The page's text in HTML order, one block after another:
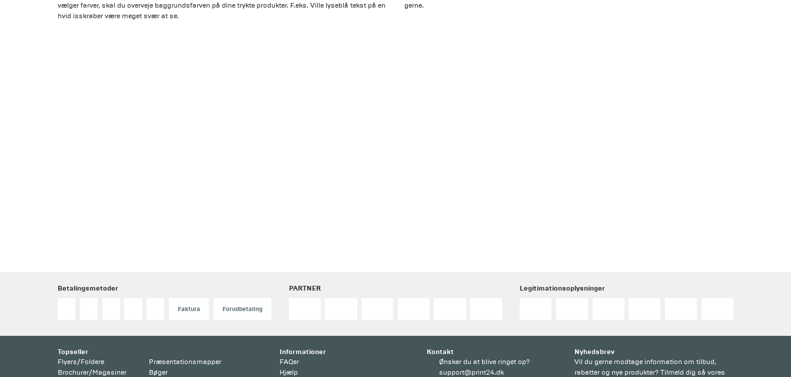
vælger farver, skal du overveje baggrundsfarven på dine trykte produkter. F.eks. Ville lyseblå tekst på en
hvid isskraber være meget svær at se.
gerne.
Betalingsmetoder
Faktura Forudbetaling
PARTNER Legitimationsoplysninger
Topseller
Flyers/Foldere
Brochurer/Magasiner
Præsentationsmapper
Bøger
Informationer
FAQer
Hjælp
Kontakt
Ønsker du at blive ringet op?
support@print24.dk
Nyhedsbrev
Vil du gerne modtage information om tilbud,
rabatter og nye produkter? Tilmeld dig så vores